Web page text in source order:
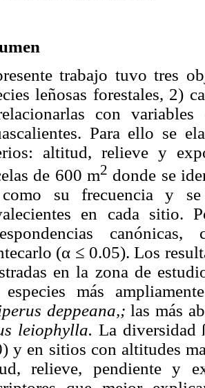
trabajo tuvo tres
leñosas forestales, 2)
con
Para ello se
altitud, relieve y
de 600 m2 donde se
su frecuencia y se
en cada sitio.
(α ≤ 0.05). Los
en la zona de
especies más
deppeana,; las más
leiophylla. La diversidad
y en sitios con altitudes
relieve, pendiente y